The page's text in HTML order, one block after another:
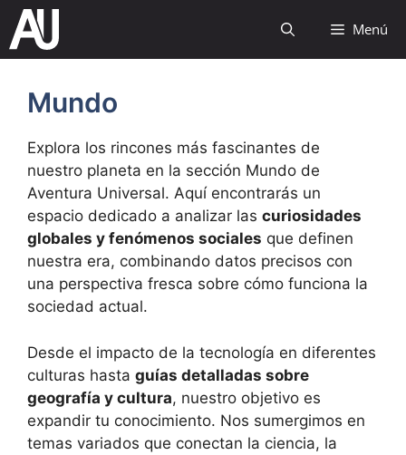
Saltar
contenido
Menú
Mundo
Explora los rincones más fascinantes de
nuestro planeta en la sección Mundo de
Aventura Universal. Aquí encontrarás un
espacio dedicado a analizar las curiosidades
globales y fenómenos sociales que definen
nuestra era, combinando datos precisos con
una perspectiva fresca sobre cómo funciona la
sociedad actual.
Desde el impacto de la tecnología en diferentes
culturas hasta guías detalladas sobre
geografía y cultura, nuestro objetivo es
expandir tu conocimiento. Nos sumergimos en
temas variados que conectan la ciencia, la